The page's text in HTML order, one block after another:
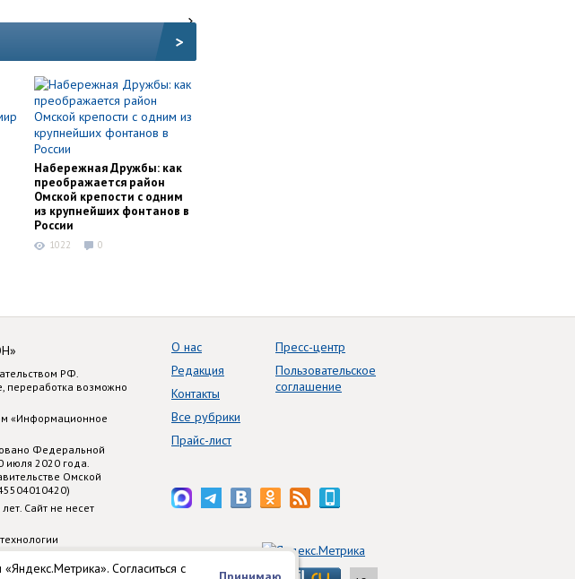
Согласиться с
>
Набережная Дружбы: как
преображается район
Омской крепости с одним
из крупнейших фонтанов в
России
1022 0
РФ.
переработка возможно
«Информационное
Федеральной
июля 2020 года.
Омской
Сайт не несет
к предпочтениям
О нас
Редакция
Контакты
Все рубрики
Прайс-лист
Пресс-центр
Пользовательское
соглашение